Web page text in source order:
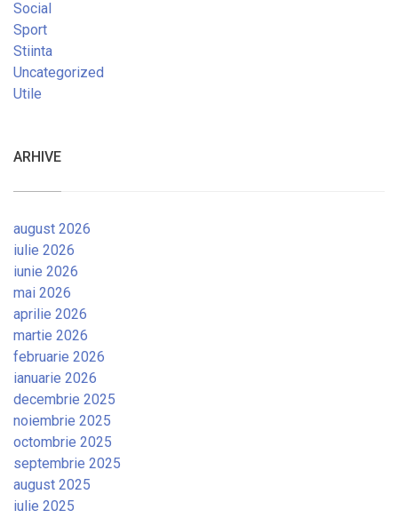
Social
Sport
Stiinta
Uncategorized
Utile
ARHIVE
august 2026
iulie 2026
iunie 2026
mai 2026
aprilie 2026
martie 2026
februarie 2026
ianuarie 2026
decembrie 2025
noiembrie 2025
octombrie 2025
septembrie 2025
august 2025
iulie 2025